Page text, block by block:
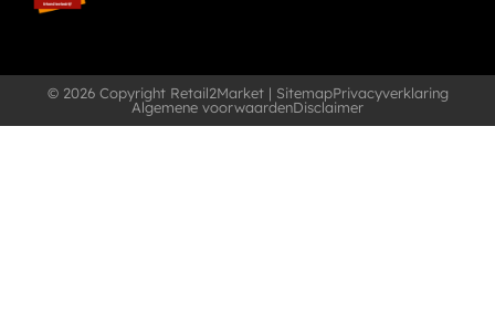
© 2026 Copyright Retail2Market | SitemapPrivacyverklaring
Algemene voorwaardenDisclaimer